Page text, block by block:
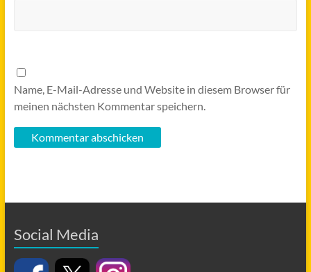
Name, E-Mail-Adresse und Website in diesem Browser für
meinen nächsten Kommentar speichern.
Social Media